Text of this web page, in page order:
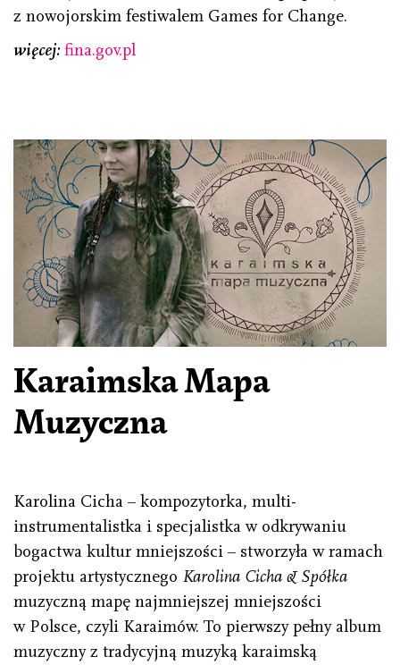
z nowojorskim festiwalem Games for Change.
więcej: fina.gov.pl
Karaimska Mapa
Muzyczna
Karolina Cicha – kompozytorka, multi-
instrumentalistka i specjalistka w odkrywaniu
bogactwa kultur mniejszości – stworzyła w ramach
projektu artystycznego Karolina Cicha & Spółka
muzyczną mapę najmniejszej mniejszości
w Polsce, czyli Karaimów. To pierwszy pełny album
muzyczny z tradycyjną muzyką karaimską